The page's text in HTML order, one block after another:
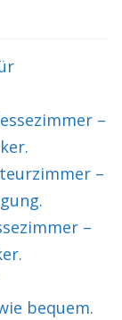
–
–
–
bequem.